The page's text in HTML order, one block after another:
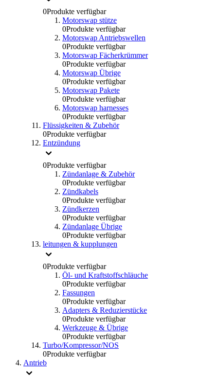
0Produkte verfügbar
Motorswap stütze
0Produkte verfügbar
Motorswap Antriebswellen
0Produkte verfügbar
Motorswap Fächerkrümmer
0Produkte verfügbar
Motorswap Übrige
0Produkte verfügbar
Motorswap Pakete
0Produkte verfügbar
Motorswap harnesses
0Produkte verfügbar
Flüssigkeiten & Zubehör
0Produkte verfügbar
Entzündung
0Produkte verfügbar
Zündanlage & Zubehör
0Produkte verfügbar
Zündkabels
0Produkte verfügbar
Zündkerzen
0Produkte verfügbar
Zündanlage Übrige
0Produkte verfügbar
leitungen & kupplungen
0Produkte verfügbar
Öl- und Kraftstoffschläuche
0Produkte verfügbar
Fassungen
0Produkte verfügbar
Adapters & Reduzierstücke
0Produkte verfügbar
Werkzeuge & Übrige
0Produkte verfügbar
Turbo/Kompressor/NOS
0Produkte verfügbar
Antrieb